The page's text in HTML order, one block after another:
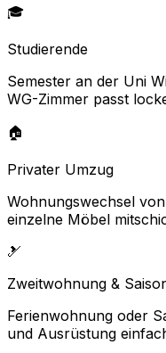
🎓
Studierende
Semester an der Uni
WG-Zimmer passt
🏠
Privater Umzug
Wohnungswechsel
einzelne Möbel
🎿
Zweitwohnung &
Ferienwohnung oder
und Ausrüstung